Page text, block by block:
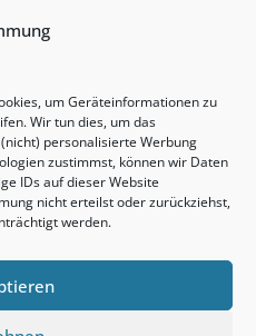
um Geräteinformationen zu
Wir tun dies, um das
personalisierte Werbung
zustimmst, können wir Daten
IDs auf dieser Website
nicht erteilst oder zurückziehst,
werden.